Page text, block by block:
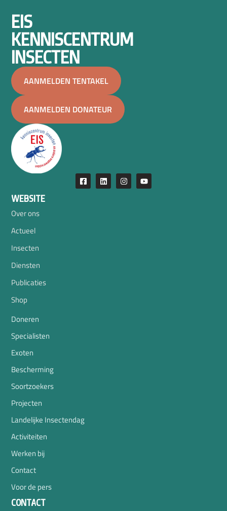
EIS
KENNISCENTRUM
INSECTEN
AANMELDEN TENTAKEL
AANMELDEN DONATEUR
WEBSITE
Over ons
Actueel
Insecten
Diensten
Publicaties
Shop
Doneren
Specialisten
Exoten
Bescherming
Soortzoekers
Projecten
Landelijke Insectendag
Activiteiten
Werken bij
Contact
Voor de pers
CONTACT